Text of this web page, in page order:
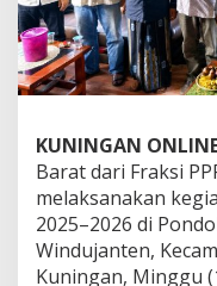
KUNINGAN
Barat dari Fraksi
melaksanakan
2025–2026 di
Windujanten,
Kuningan, Minggu